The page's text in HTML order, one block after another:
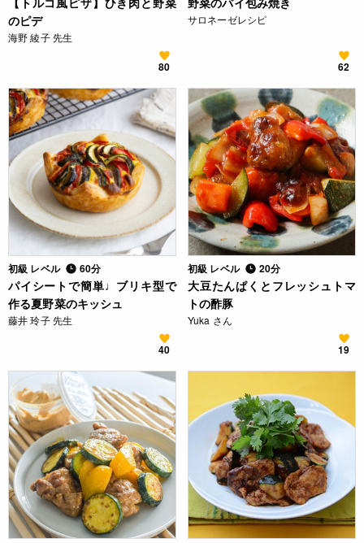
のピデ
海野 綾子 先生
80
サロネーゼレシピ
62
初級 レベル 60分
パイシートで簡単♩ブリキ型で
作る夏野菜のキッシュ
藤井 玲子 先生
40
初級 レベル 20分
大豆たんぱくとフレッシュトマ
トの酢豚
Yuka さん
19